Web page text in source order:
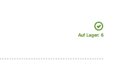
Auf Lager: 6